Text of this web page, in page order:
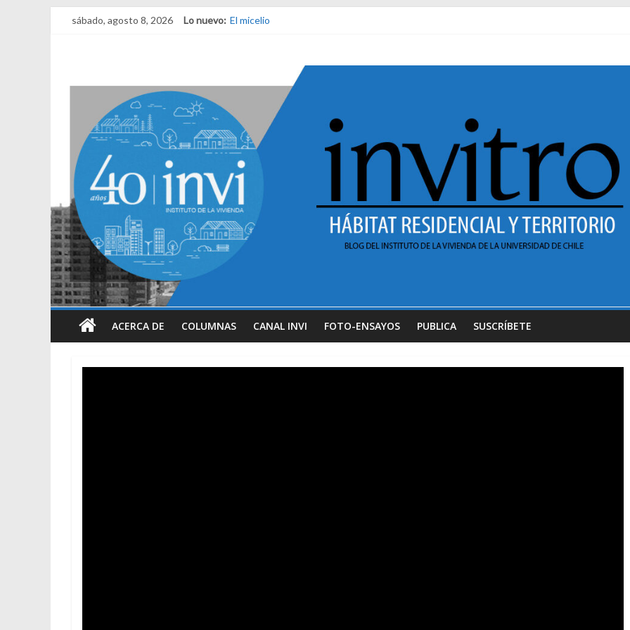
sábado, agosto 8, 2026 Lo nuevo: El micelio
¿Qué es el habitar? Sesión 1 de ciclo de conversatorios 40 años INVI
El derecho a habitar
ACERCA DE COLUMNAS CANAL INVI FOTO-ENSAYOS PUBLICA SUSCRÍBETE
Una noche y el